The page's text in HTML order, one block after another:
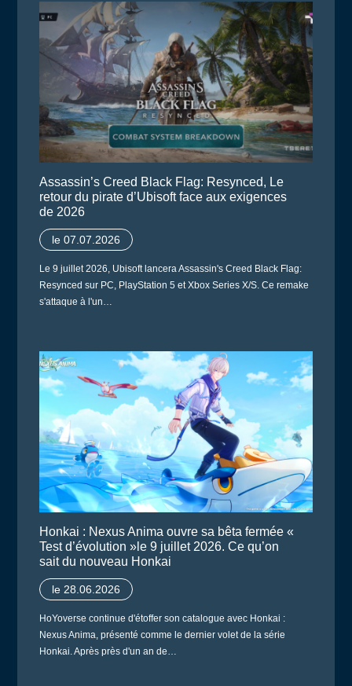
Assassin’s Creed Black Flag: Resynced, Le
retour du pirate d’Ubisoft face aux exigences
de 2026
le 07.07.2026
Le 9 juillet 2026, Ubisoft lancera Assassin's Creed Black Flag:
Resynced sur PC, PlayStation 5 et Xbox Series X/S. Ce remake
s'attaque à l'un…
Honkai : Nexus Anima ouvre sa bêta fermée «
Test d’évolution »le 9 juillet 2026. Ce qu’on
sait du nouveau Honkai
le 28.06.2026
HoYoverse continue d'étoffer son catalogue avec Honkai :
Nexus Anima, présenté comme le dernier volet de la série
Honkai. Après près d'un an de…